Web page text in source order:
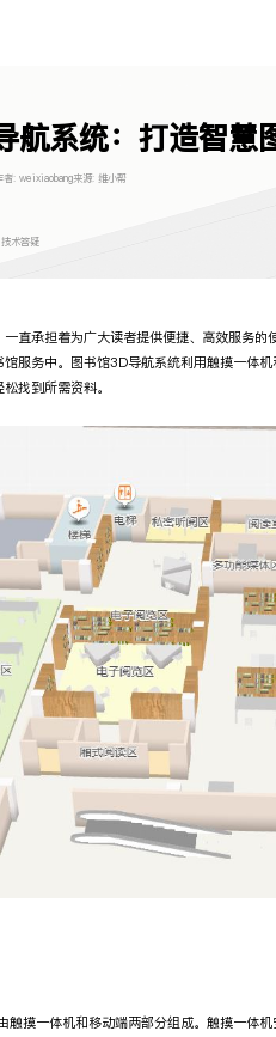
航系统：打造智慧
者: weixiaobang来源: 维小帮
技术答疑
直承担着为广大读者提供便捷、高效服务
服务中。图书馆3D导航系统利用触摸一体
找到所需资料。
触摸一体机和移动端两部分组成。触摸一体